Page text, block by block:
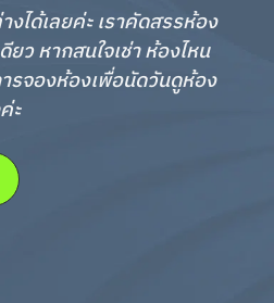
ได้เลยค่ะ เราคัดสรรห้อง
ว หากสนใจเช่า ห้องไหน
รจองห้องเพื่อนัดวันดูห้อง
ะ